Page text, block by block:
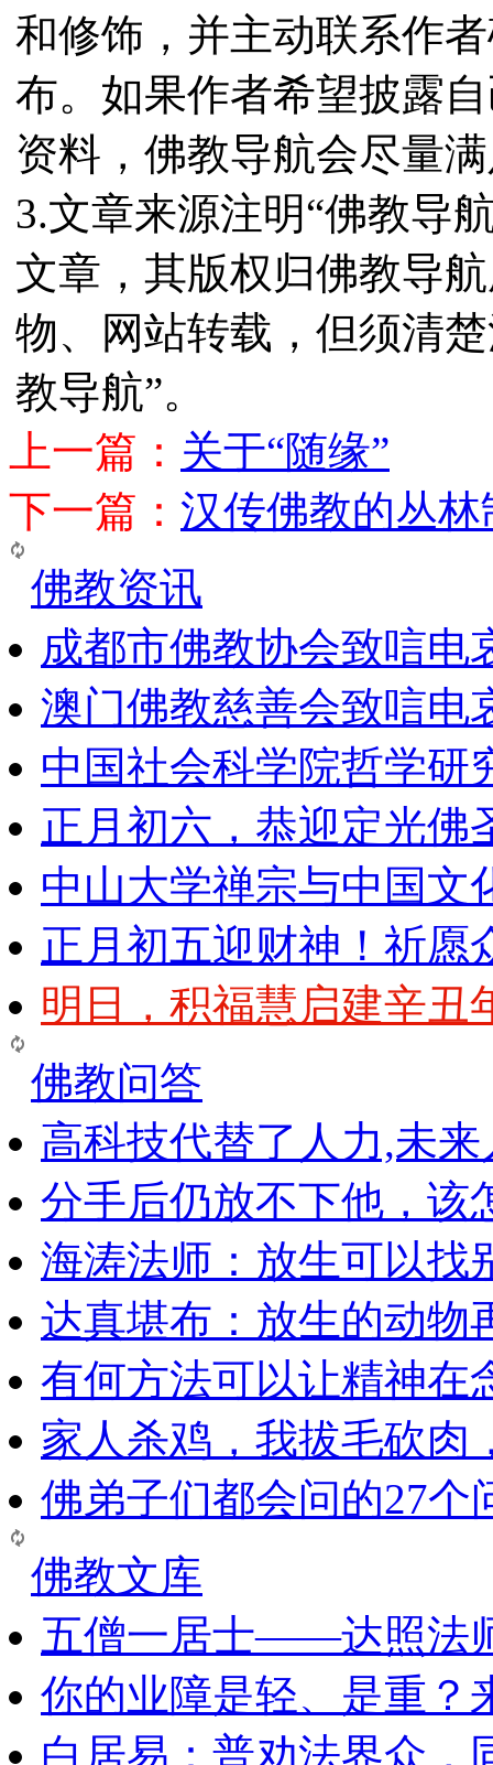
和修饰，并主动联系作
布。如果作者希望披露
资料，佛教导航会尽量
3.文章来源注明“佛教导
文章，其版权归佛教导
物、网站转载，但须清
教导航”。
上一篇： 关于“随缘”
下一篇： 汉传佛教的丛
佛教资讯
成都市佛教协会致唁电
澳门佛教慈善会致唁电
中国社会科学院哲学研
正月初六，恭迎定光佛
中山大学禅宗与中国文
正月初五迎财神！祈愿
明日，积福慧启建辛丑
佛教问答
高科技代替了人力,未
分手后仍放不下他，该
海涛法师：放生可以找
达真堪布：放生的动物
有何方法可以让精神在
家人杀鸡，我拔毛砍肉
佛弟子们都会问的27个
佛教文库
五僧一居士——达照法
你的业障是轻、是重？
白居易：普劝法界众，